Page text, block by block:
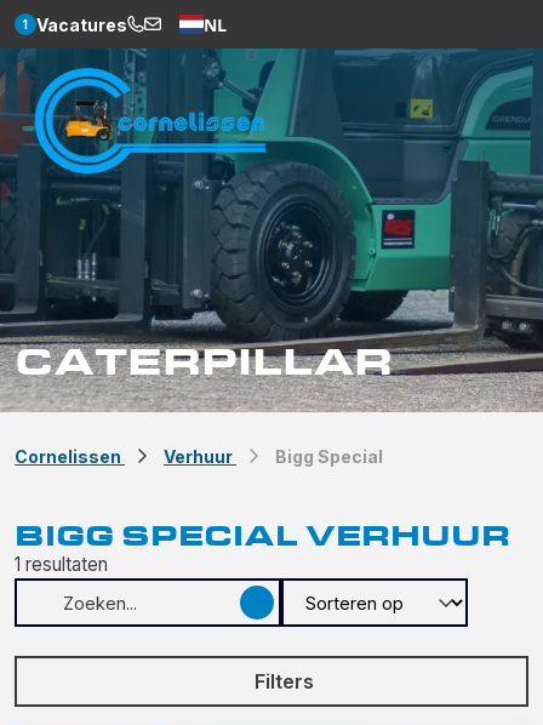
1 Vacatures NL
Weglot
CATERPILLAR
Cornelissen Verhuur Bigg Special
BIGG SPECIAL VERHUUR
1 resultaten
Filters